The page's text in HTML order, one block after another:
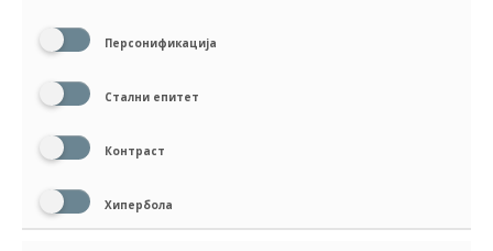
Персонификација
Стални епитет
Контраст
Хипербола